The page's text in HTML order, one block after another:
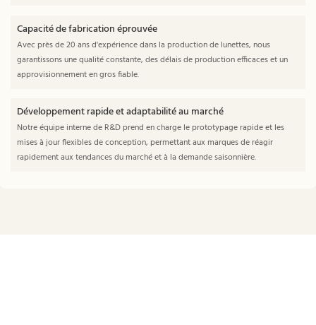
Capacité de fabrication éprouvée
Avec près de 20 ans d'expérience dans la production de lunettes, nous
garantissons une qualité constante, des délais de production efficaces et un
approvisionnement en gros fiable.
Développement rapide et adaptabilité au marché
Notre équipe interne de R&D prend en charge le prototypage rapide et les
mises à jour flexibles de conception, permettant aux marques de réagir
rapidement aux tendances du marché et à la demande saisonnière.